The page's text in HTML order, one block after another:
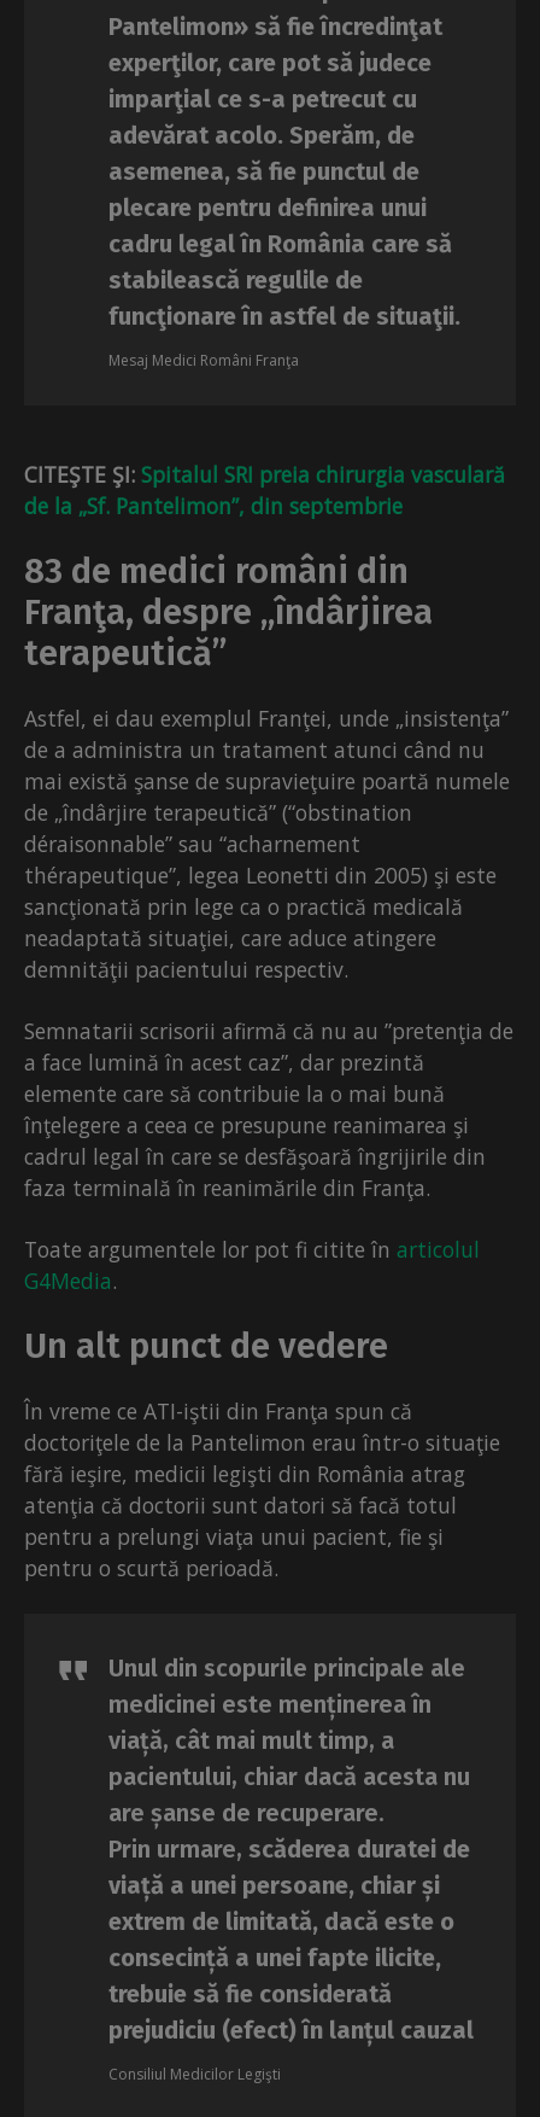
Pantelimon» să fie încredinţat
experţilor, care pot să judece
imparţial ce s-a petrecut cu
adevărat acolo. Sperăm, de
asemenea, să fie punctul de
plecare pentru definirea unui
cadru legal în România care să
stabilească regulile de
funcţionare în astfel de situaţii.
Mesaj Medici Români Franţa
CITEŞTE ŞI: Spitalul SRI preia chirurgia vasculară
de la „Sf. Pantelimon”, din septembrie
83 de medici români din
Franţa, despre „îndârjirea
terapeutică”
Astfel, ei dau exemplul Franţei, unde „insistenţa”
de a administra un tratament atunci când nu
mai există şanse de supravieţuire poartă numele
de „îndârjire terapeutică” (“obstination
déraisonnable” sau “acharnement
thérapeutique”, legea Leonetti din 2005) şi este
sancţionată prin lege ca o practică medicală
neadaptată situaţiei, care aduce atingere
demnităţii pacientului respectiv.
Semnatarii scrisorii afirmă că nu au ”pretenţia de
a face lumină în acest caz”, dar prezintă
elemente care să contribuie la o mai bună
înţelegere a ceea ce presupune reanimarea şi
cadrul legal în care se desfăşoară îngrijirile din
faza terminală în reanimările din Franţa.
Toate argumentele lor pot fi citite în articolul
G4Media.
Un alt punct de vedere
În vreme ce ATI-iştii din Franţa spun că
doctoriţele de la Pantelimon erau într-o situaţie
fără ieşire, medicii legişti din România atrag
atenţia că doctorii sunt datori să facă totul
pentru a prelungi viaţa unui pacient, fie şi
pentru o scurtă perioadă.
Unul din scopurile principale ale
medicinei este menținerea în
viață, cât mai mult timp, a
pacientului, chiar dacă acesta nu
are șanse de recuperare.
Prin urmare, scăderea duratei de
viață a unei persoane, chiar și
extrem de limitată, dacă este o
consecință a unei fapte ilicite,
trebuie să fie considerată
prejudiciu (efect) în lanțul cauzal
Consiliul Medicilor Legişti